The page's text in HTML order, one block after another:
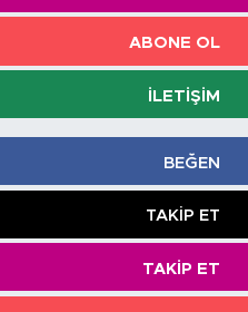
ABONE OL
İLETIŞIM
BEĞEN
TAKIP ET
TAKIP ET